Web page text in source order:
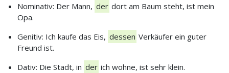
Nominativ: Der Mann, der dort am Baum steht, ist mein
Opa.
Genitiv: Ich kaufe das Eis, dessen Verkäufer ein guter
Freund ist.
Dativ: Die Stadt, in der ich wohne, ist sehr klein.